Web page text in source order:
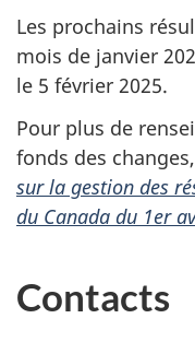
Les prochains
mois de janvier
le 5 février 2025.
Pour plus de
fonds des
sur la gestion des
du Canada du 1er
Contacts